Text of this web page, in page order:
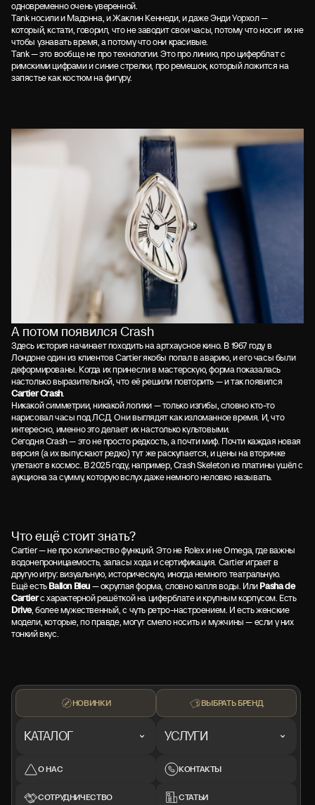
одновременно очень уверенной.
Tank носили и Мадонна, и Жаклин Кеннеди, и даже Энди Уорхол —
который, кстати, говорил, что не заводит свои часы, потому что носит их не
чтобы узнавать время, а потому что они красивые.
Tank — это вообще не про технологии. Это про линию, про циферблат с
римскими цифрами и синие стрелки, про ремешок, который ложится на
запястье как костюм на фигуру.
А потом появился Crash
Здесь история начинает походить на артхаусное кино. В 1967 году в
Лондоне один из клиентов Cartier якобы попал в аварию, и его часы были
деформированы. Когда их принесли в мастерскую, форма показалась
настолько выразительной, что её решили повторить — и так появился
Cartier Crash.
Никакой симметрии, никакой логики — только изгибы, словно кто-то
нарисовал часы под ЛСД. Они выглядят как изломанное время. И, что
интересно, именно это делает их настолько культовыми.
Сегодня Crash — это не просто редкость, а почти миф. Почти каждая новая
версия (а их выпускают редко) тут же раскупается, и цены на вторичке
улетают в космос. В 2025 году, например, Crash Skeleton из платины ушёл с
аукциона за сумму, которую вслух даже немного неловко называть.
Что ещё стоит знать?
Cartier — не про количество функций. Это не Rolex и не Omega, где важны
водонепроницаемость, запасы хода и сертификация. Cartier играет в
другую игру: визуальную, историческую, иногда немного театральную.
Ещё естьBallon Bleu— округлая форма, словно капля воды. ИлиPasha de
Cartierс характерной решёткой на циферблате и крупным корпусом. Есть
Drive, более мужественный, с чуть ретро-настроением. И есть женские
модели, которые, по правде, могут смело носить и мужчины — если у них
тонкий вкус.
НОВИНКИ
КАТАЛОГ
О НАС
СОТРУДНИЧЕСТВО
ВЫБРАТЬ БРЕНД
УСЛУГИ
КОНТАКТЫ
СТАТЬИ